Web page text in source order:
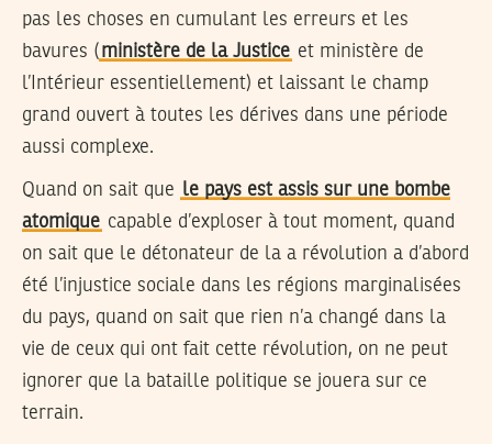
pas les choses en cumulant les erreurs et les
bavures ( ministère de la Justice et ministère de
l’Intérieur essentiellement) et laissant le champ
grand ouvert à toutes les dérives dans une période
aussi complexe.
Quand on sait que le pays est assis sur une bombe
atomique capable d’exploser à tout moment, quand
on sait que le détonateur de la a révolution a d’abord
été l’injustice sociale dans les régions marginalisées
du pays, quand on sait que rien n’a changé dans la
vie de ceux qui ont fait cette révolution, on ne peut
ignorer que la bataille politique se jouera sur ce
terrain.